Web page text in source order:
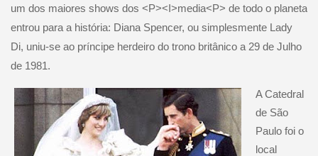
um dos maiores shows dos <P><I>media<P> de todo o planeta
entrou para a história: Diana Spencer, ou simplesmente Lady
Di, uniu-se ao príncipe herdeiro do trono britânico a 29 de Julho
de 1981.
A Catedral
de São
Paulo foi o
local